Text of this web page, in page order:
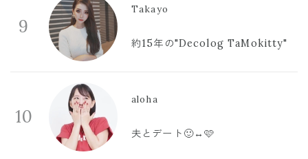
9
Takayo
約15年の"Decolog TaMokitty"
10
aloha
夫とデート🙂‍↔️🩷